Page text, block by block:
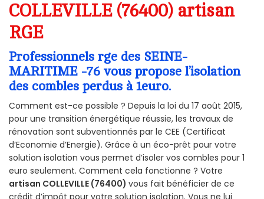
COLLEVILLE (76400) artisan
RGE
Professionnels rge des SEINE-
MARITIME -76 vous propose l’isolation
des combles perdus à 1euro.
Comment est-ce possible ? Depuis la loi du 17 août 2015,
pour une transition énergétique réussie, les travaux de
rénovation sont subventionnés par le CEE (Certificat
d’Economie d’Energie). Grâce à un éco-prêt pour votre
solution isolation vous permet d’isoler vos combles pour 1
euro seulement. Comment cela fonctionne ? Votre
artisan COLLEVILLE (76400) vous fait bénéficier de ce